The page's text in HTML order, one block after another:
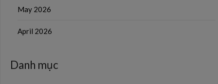
May 2026
April 2026
Danh mục